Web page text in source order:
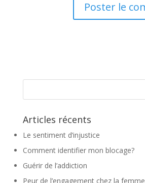
Articles récents
Le sentiment d’injustice
Comment identifier mon blocage?
Guérir de l’addiction
Peur de l’engagement chez la femme